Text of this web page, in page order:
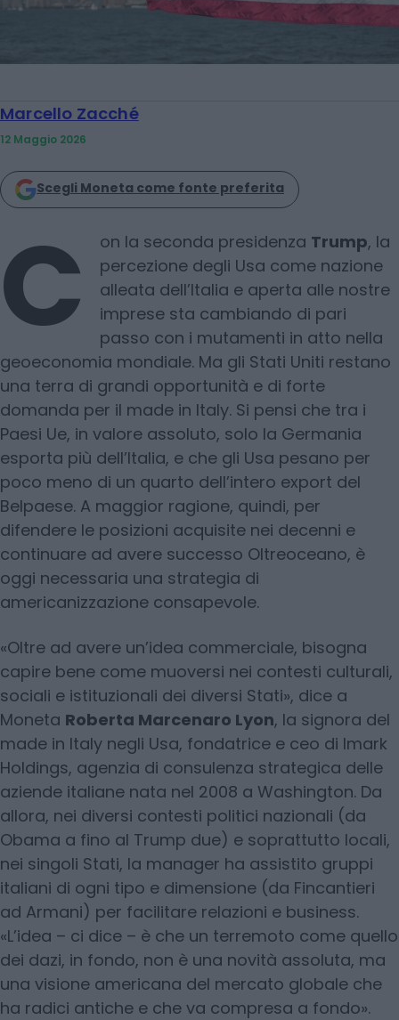
Marcello Zacché
12 Maggio 2026
Scegli Moneta come fonte preferita
C on la seconda presidenza Trump, la
percezione degli Usa come nazione
alleata dell’Italia e aperta alle nostre
imprese sta cambiando di pari
passo con i mutamenti in atto nella
geoeconomia mondiale. Ma gli Stati Uniti restano
una terra di grandi opportunità e di forte
domanda per il made in Italy. Si pensi che tra i
Paesi Ue, in valore assoluto, solo la Germania
esporta più dell’Italia, e che gli Usa pesano per
poco meno di un quarto dell’intero export del
Belpaese. A maggior ragione, quindi, per
difendere le posizioni acquisite nei decenni e
continuare ad avere successo Oltreoceano, è
oggi necessaria una strategia di
americanizzazione consapevole.
«Oltre ad avere un’idea commerciale, bisogna
capire bene come muoversi nei contesti culturali,
sociali e istituzionali dei diversi Stati», dice a
Moneta Roberta Marcenaro Lyon, la signora del
made in Italy negli Usa, fondatrice e ceo di Imark
Holdings, agenzia di consulenza strategica delle
aziende italiane nata nel 2008 a Washington. Da
allora, nei diversi contesti politici nazionali (da
Obama a fino al Trump due) e soprattutto locali,
nei singoli Stati, la manager ha assistito gruppi
italiani di ogni tipo e dimensione (da Fincantieri
ad Armani) per facilitare relazioni e business.
«L’idea – ci dice – è che un terremoto come quello
dei dazi, in fondo, non è una novità assoluta, ma
una visione americana del mercato globale che
ha radici antiche e che va compresa a fondo».